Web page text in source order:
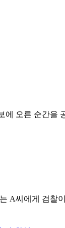
에 오른 순간을
A씨에게 검찰